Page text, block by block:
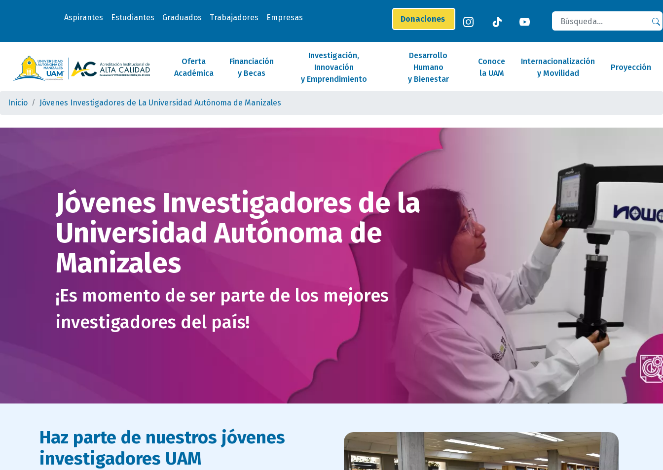
Aspirantes Estudiantes Graduados Trabajadores Empresas Donaciones
Buscar
Oferta
Académica
Financiación
y Becas
Investigación,
Innovación
y Emprendimiento
Desarrollo
Humano
y Bienestar
Conoce
la UAM
Internacionalización
y Movilidad
Proyección
Inicio Jóvenes Investigadores de La Universidad Autónoma de Manizales
Jóvenes Investigadores de la
Universidad Autónoma de
Manizales
¡Es momento de ser parte de los mejores
investigadores del país!
Haz parte de nuestros jóvenes
investigadores UAM